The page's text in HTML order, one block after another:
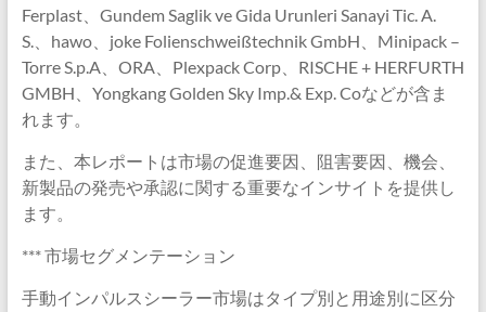
Ferplast、Gundem Saglik ve Gida Urunleri Sanayi Tic. A.
S.、hawo、joke Folienschweißtechnik GmbH、Minipack –
Torre S.p.A、ORA、Plexpack Corp、RISCHE + HERFURTH
GMBH、Yongkang Golden Sky Imp.& Exp. Coなどが含ま
れます。
また、本レポートは市場の促進要因、阻害要因、機会、
新製品の発売や承認に関する重要なインサイトを提供し
ます。
*** 市場セグメンテーション
手動インパルスシーラー市場はタイプ別と用途別に区分